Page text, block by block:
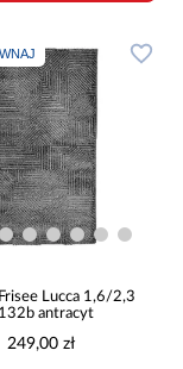
Lucca 1,6/2,3
antracyt
249,00 zł